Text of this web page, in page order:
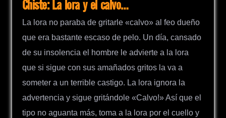
Chiste: La lora y el calvo…
La lora no paraba de gritarle «calvo» al feo dueño
que era bastante escaso de pelo. Un día, cansado
de su insolencia el hombre le advierte a la lora
que si sigue con sus amañados gritos la va a
someter a un terrible castigo. La lora ignora la
advertencia y sigue gritándole «Calvo!» Así que el
tipo no aguanta más, toma a la lora por el cuello y